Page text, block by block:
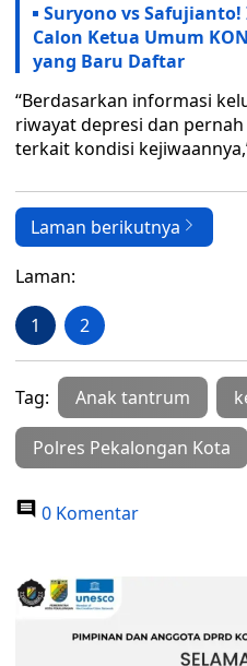
Suryono vs
Calon Ketua Umum
yang Baru Daftar
“Berdasarkan informasi
riwayat depresi dan
terkait kondisi
Laman berikutnya
Laman:
1 2
Tag: Anak tantrum
Polres Pekalongan Kota
0 Komentar